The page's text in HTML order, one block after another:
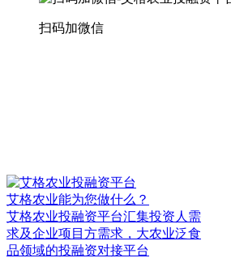
扫码加微信
艾格农业能为您做什么？
艾格农业投融资平台汇集投资人需
求及企业项目方需求，大农业泛食
品领域的投融资对接平台